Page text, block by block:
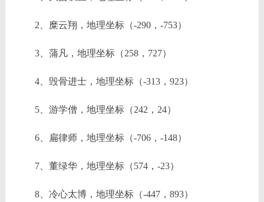
2、糜云翔，地理坐标（-290，-753）
3、蒲凡，地理坐标（258，727）
4、毁骨进士，地理坐标（-313，923）
5、游学僧，地理坐标（242，24）
6、扁律师，地理坐标（-706，-148）
7、董绿华，地理坐标（574，-23）
8、冷心太博，地理坐标（-447，893）